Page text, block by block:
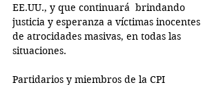
EE.UU., y que continuará  brindando
justicia y esperanza a víctimas inocentes
de atrocidades masivas, en todas las
situaciones.
Partidarios y miembros de la CPI